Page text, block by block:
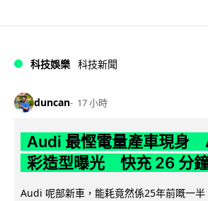
科技娛樂 科技新聞
duncan 17 小時
Audi 最慳電量產車現身
彩造型曝光 快充 26 分
Audi 呢部新車，能耗竟然係25年前嘅一